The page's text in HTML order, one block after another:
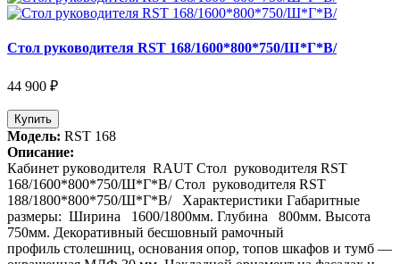
Стол руководителя RST 168/1600*800*750/Ш*Г*В/
44 900 ₽
Купить
Модель: RST 168
Описание:
Кабинет руководителя RAUT Стол руководителя RST
168/1600*800*750/Ш*Г*В/ Стол руководителя RST
188/1800*800*750/Ш*Г*В/ Характеристики Габаритные
размеры: Ширина 1600/1800мм. Глубина 800мм. Высота
750мм. Декоративный бесшовный рамочный
профиль столешниц, основания опор, топов шкафов и тумб —